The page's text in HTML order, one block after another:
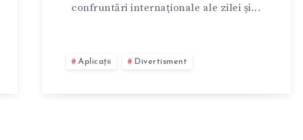
confruntări internaționale ale zilei și...
Aplicații Divertisment